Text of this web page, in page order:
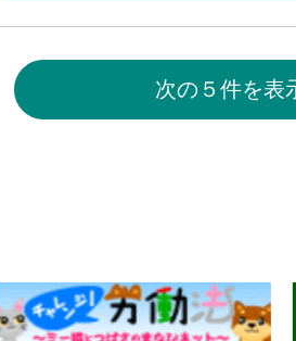
次の５件を表